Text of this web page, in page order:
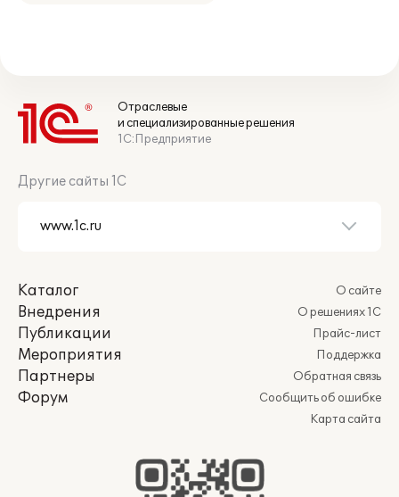
Отраслевые
и специализированные решения
1С:Предприятие
Другие сайты 1С
Каталог
Внедрения
Публикации
Мероприятия
Партнеры
Форум
О сайте
О решениях 1С
Прайс-лист
Поддержка
Обратная связь
Сообщить об ошибке
Карта сайта